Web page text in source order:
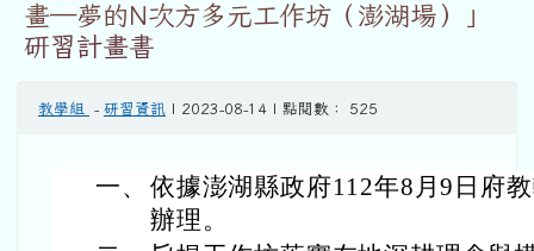
畫─夢的N次方多元工作坊（澎湖場）」
研習計畫書
教學組 - 研習資訊 | 2023-08-14 | 點閱數： 525
一、 依據澎湖縣政府112年8月9日府
辦理。